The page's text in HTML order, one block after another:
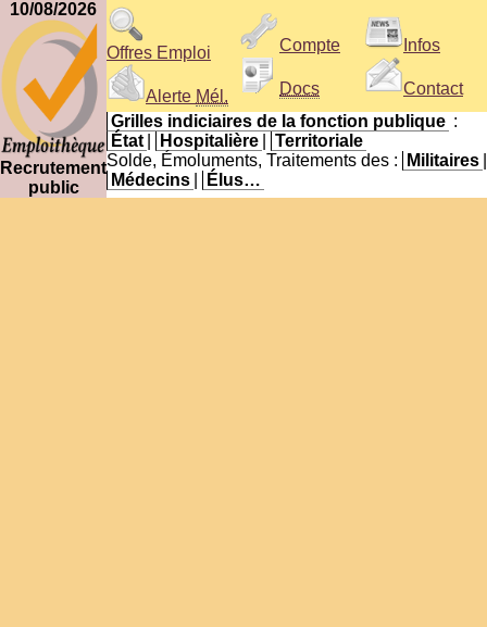
10/08/2026
Recrutement
public
Offres Emploi
Alerte Mél.
Compte
Docs
Infos
Contact
Grilles indiciaires de la fonction publique :
État
Hospitalière
Territoriale
Solde, Émoluments, Traitements des :
Militaires
Médecins
Élus…